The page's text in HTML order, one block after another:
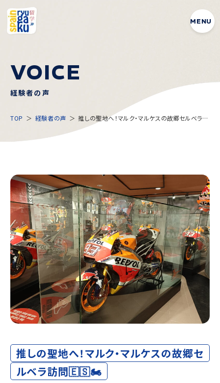
MENU
VOICE
経験者の声
TOP 経験者の声
推しの聖地へ！マルク・マルケスの故郷セルベラ訪
問🇪🇸🏍️
推しの聖地へ！マルク・マルケスの故郷セ
ルベラ訪問🇪🇸🏍️